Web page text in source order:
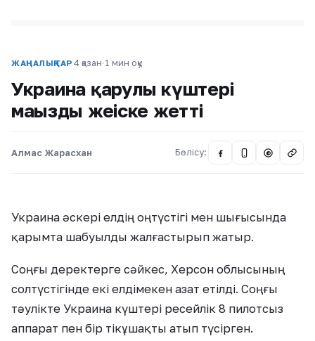
ЖАҢАЛЫҚТАР 4 қазан·1 мин оқу
Украина қарулы күштері
маңызды жеңіске жетті
Алмас Жарасхан Бөлісу: @
Украина әскері елдің оңтүстігі мен шығысында
қарымта шабуылды жалғастырып жатыр.
Соңғы деректерге сәйкес, Херсон облысының
солтүстігінде екі елдімекен азат етілді. Соңғы
тәулікте Украина күштері ресейлік 8 пилотсыз
аппарат пен бір тікұшақты атып түсірген.